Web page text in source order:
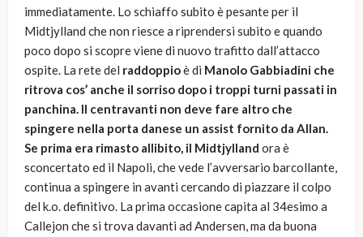
immediatamente. Lo schiaffo subito è pesante per il
Midtjylland che non riesce a riprendersi subito e quando
poco dopo si scopre viene di nuovo trafitto dall’attacco
ospite. La rete del raddoppioè di Manolo Gabbiadini che
ritrova cos’ anche il sorriso dopo i troppi turni passati in
panchina. Il centravanti non deve fare altro che
spingere nella porta danese un assist fornito da Allan.
Se prima era rimasto allibito, il Midtjylland ora è
sconcertato ed il Napoli, che vede l’avversario barcollante,
continua a spingere in avanti cercando di piazzare il colpo
del k.o. definitivo. La prima occasione capita al 34esimo a
Callejon che si trova davanti ad Andersen, ma da buona